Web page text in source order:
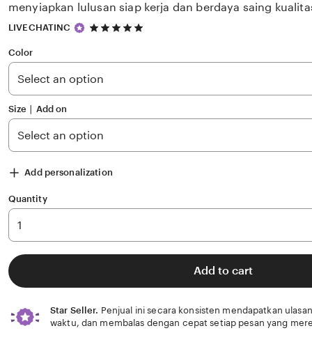
menyiapkan lulusan siap kerja dan berdaya saing
LIVECHATINC
5
5
stars
Color
Size ∣ Add on
Add personalization
Quantity
Add to cart
Star Seller. Penjual ini secara konsisten mendapatkan
waktu, dan membalas dengan cepat setiap pesan yang